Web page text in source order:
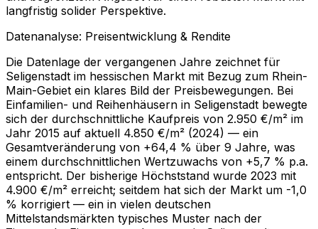
langfristig solider Perspektive.
Datenanalyse: Preisentwicklung & Rendite
Die Datenlage der vergangenen Jahre zeichnet für
Seligenstadt im hessischen Markt mit Bezug zum Rhein-
Main-Gebiet ein klares Bild der Preisbewegungen. Bei
Einfamilien- und Reihenhäusern in Seligenstadt bewegte
sich der durchschnittliche Kaufpreis von 2.950 €/m² im
Jahr 2015 auf aktuell 4.850 €/m² (2024) — ein
Gesamtveränderung von +64,4 % über 9 Jahre, was
einem durchschnittlichen Wertzuwachs von +5,7 % p.a.
entspricht. Der bisherige Höchststand wurde 2023 mit
4.900 €/m² erreicht; seitdem hat sich der Markt um -1,0
% korrigiert — ein in vielen deutschen
Mittelstandsmärkten typisches Muster nach der